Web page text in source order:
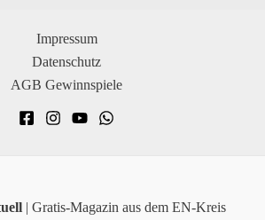
Impressum
Datenschutz
AGB Gewinnspiele
| Gratis-Magazin aus dem EN-Kreis